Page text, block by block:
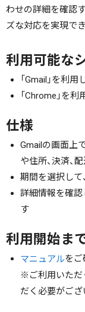
わせの詳細を確認
ズな対応を実現でき
利用可能な
「Gmail」を利用
「Chrome」を利
仕様
Gmailの画面上
や住所、決済、
期間を選択して
詳細情報を確認
す
利用開始ま
マニュアルをご
※ご利用いただ
だく必要がござ